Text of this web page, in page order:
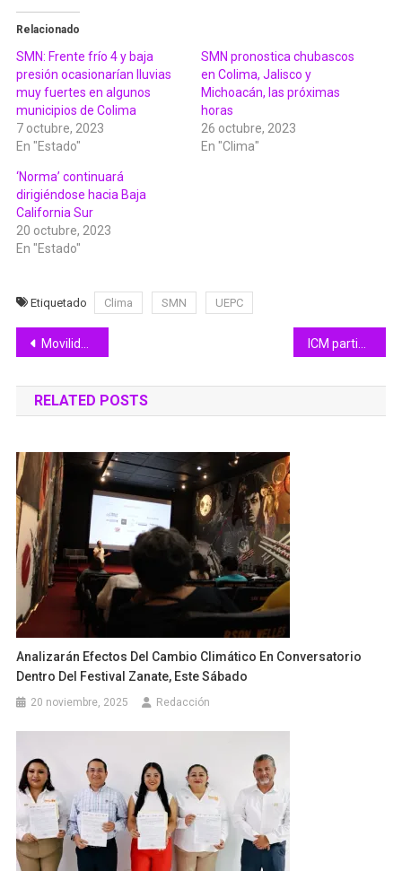
Relacionado
SMN: Frente frío 4 y baja
presión ocasionarían lluvias
muy fuertes en algunos
municipios de Colima
7 octubre, 2023
En "Estado"
SMN pronostica chubascos
en Colima, Jalisco y
Michoacán, las próximas
horas
26 octubre, 2023
En "Clima"
‘Norma’ continuará
dirigiéndose hacia Baja
California Sur
20 octubre, 2023
En "Estado"
Etiquetado Clima SMN UEPC
Navegación
de
entradas
Movilidad alerta por información falsa en redes sociales, sobre supuesto otorgamiento de ‘concesiones ecológicas’ ICM participa en Encuentro del Banco Nacional sobre Casos de Violencia contra Mujeres
RELATED POSTS
Analizarán Efectos Del Cambio Climático En Conversatorio
Dentro Del Festival Zanate, Este Sábado
20 noviembre, 2025 Redacción